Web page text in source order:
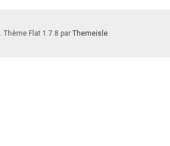
. Thème Flat 1.7.8 par Themeisle